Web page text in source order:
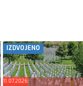
IZDVOJENO
11.07.2026